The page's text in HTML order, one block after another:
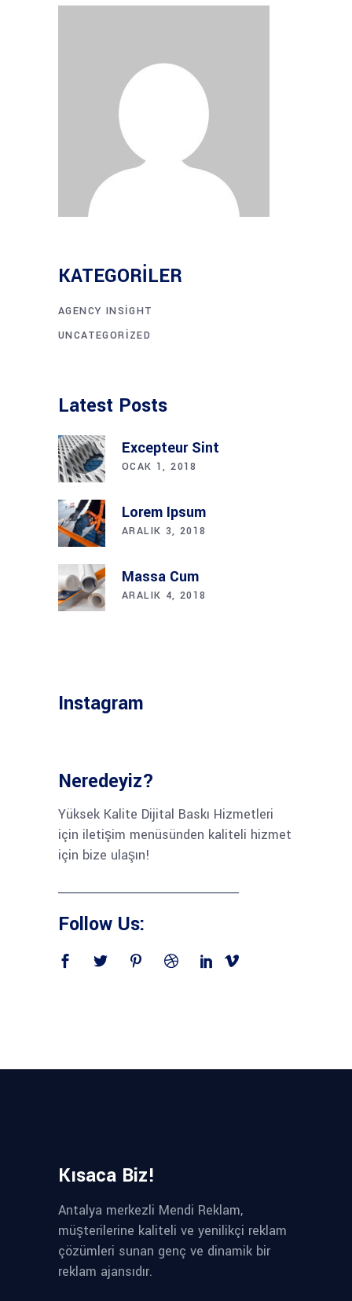
KATEGORILER
AGENCY INSIGHT
UNCATEGORIZED
Latest Posts
Excepteur Sint
OCAK 1, 2018
Lorem Ipsum
ARALIK 3, 2018
Massa Cum
ARALIK 4, 2018
Instagram
Neredeyiz?
Yüksek Kalite Dijital Baskı Hizmetleri
için iletişim menüsünden kaliteli hizmet
için bize ulaşın!
Follow Us:
Kısaca Biz!
Antalya merkezli Mendi Reklam,
müşterilerine kaliteli ve yenilikçi reklam
çözümleri sunan genç ve dinamik bir
reklam ajansıdır.